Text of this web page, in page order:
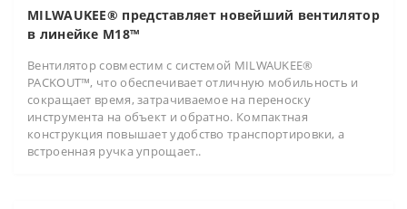
MILWAUKEE® представляет новейший вентилятор
в линейке M18™
Вентилятор совместим с системой MILWAUKEE®
PACKOUT™, что обеспечивает отличную мобильность и
сокращает время, затрачиваемое на переноску
инструмента на объект и обратно. Компактная
конструкция повышает удобство транспортировки, а
встроенная ручка упрощает..